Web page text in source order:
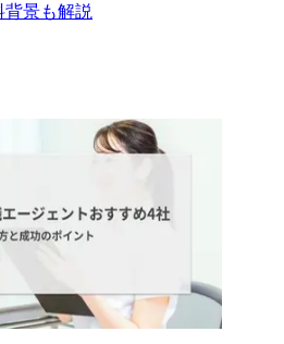
背景も解説